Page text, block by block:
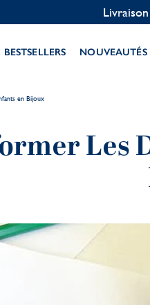
BESTSELLERS NOUVEAUTÉS
en Bijoux
Les